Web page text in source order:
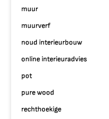
muur
muurverf
noud interieurbouw
online interieuradvies
pot
pure wood
rechthoekige